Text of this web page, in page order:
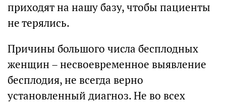
приходят на нашу базу, чтобы пациенты
не терялись.
Причины большого числа бесплодных
женщин – несвоевременное выявление
бесплодия, не всегда верно
установленный диагноз. Не во всех